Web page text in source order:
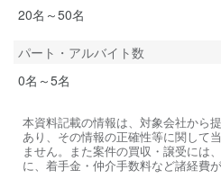
20名～50名
パート・アルバイト数
0名～5名
本資料記載の情報は、対象会社から
あり、その情報の正確性等に関して
ません。また案件の買収・譲受には
に、着手金・仲介手数料など諸経費が